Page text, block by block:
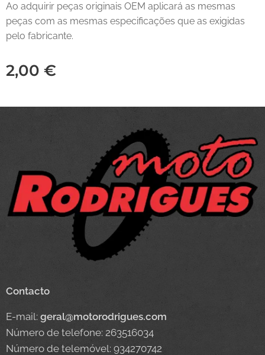
Ao adquirir peças originais OEM aplicará as mesmas
peças com as mesmas especificações que as exigidas
pelo fabricante.
2,00 €
Contacto
E-mail: geral@motorodrigues.com
Número de telefone: 263516034
Número de telemóvel: 934270742